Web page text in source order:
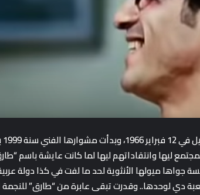
ليها وانتقاداتهم ليها لما كانت عايشة
جواها ميولها الأنثوية لحد ما لفت في كذا دولة
دي لوحدها.. وقدرت تبقى عابرة من “طارق”